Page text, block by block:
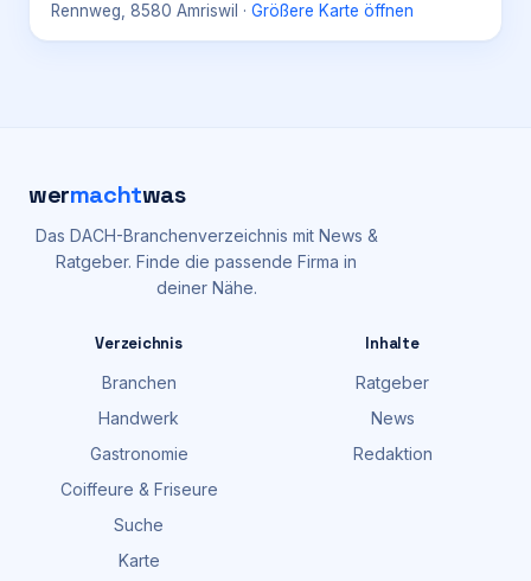
Rennweg, 8580 Amriswil · Größere Karte öffnen
wermachtwas
Das DACH-Branchenverzeichnis mit News &
Ratgeber. Finde die passende Firma in
deiner Nähe.
Verzeichnis
Branchen
Handwerk
Gastronomie
Coiffeure & Friseure
Suche
Karte
Inhalte
Ratgeber
News
Redaktion